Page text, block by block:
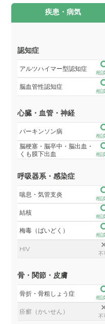
疾患・病気
認知症
アルツハイマー型認知症
相
脳血管性認知症
相
心臓・血管・神経
パーキンソン病
相
脳梗塞・脳卒中・脳出血・
くも膜下出血
相
呼吸器系・感染症
喘息・気管支炎
相
結核
相
梅毒（ばいどく）
相
HIV
不
骨・関節・皮膚
骨折・骨粗しょう症
相
疥癬（かいせん）
不